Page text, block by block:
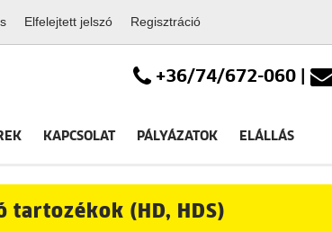
Elfelejtett jelszó Regisztráció
+36/74/672-060|
KAPCSOLAT PÁLYÁZATOK ELÁLLÁS
tartozékok (HD, HDS)